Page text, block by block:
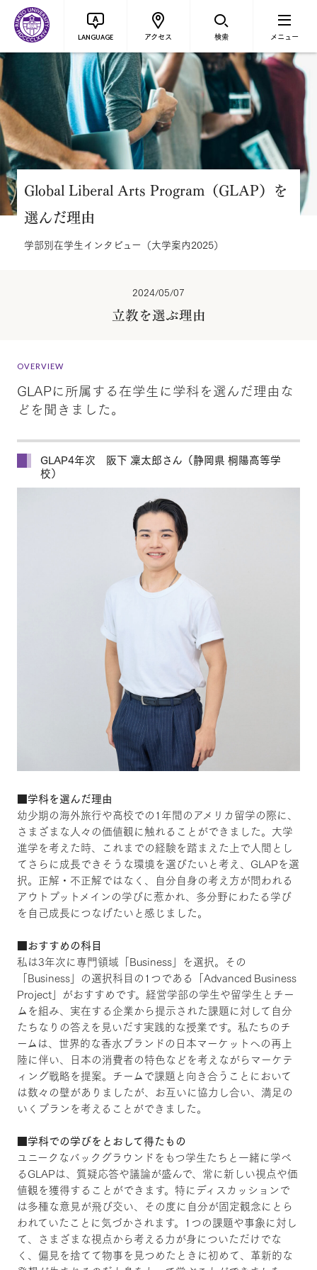
LANGUAGE アクセス 検索 メニュー
Global Liberal Arts Program（GLAP）を
選んだ理由
学部別在学生インタビュー（大学案内2025）
2024/05/07
立教を選ぶ理由
OVERVIEW
GLAPに所属する在学生に学科を選んだ理由な
どを聞きました。
GLAP4年次 阪下 凜太郎さん（静岡県 桐陽高等学
校）
■学科を選んだ理由
幼少期の海外旅行や高校での1年間のアメリカ留学の際に、
さまざまな人々の価値観に触れることができました。大学
進学を考えた時、これまでの経験を踏まえた上で人間とし
てさらに成長できそうな環境を選びたいと考え、GLAPを選
択。正解・不正解ではなく、自分自身の考え方が問われる
アウトプットメインの学びに惹かれ、多分野にわたる学び
を自己成長につなげたいと感じました。
■おすすめの科目
私は3年次に専門領域「Business」を選択。その
「Business」の選択科目の1つである「Advanced Business
Project」がおすすめです。経営学部の学生や留学生とチー
ムを組み、実在する企業から提示された課題に対して自分
たちなりの答えを見いだす実践的な授業です。私たちのチ
ームは、世界的な香水ブランドの日本マーケットへの再上
陸に伴い、日本の消費者の特色などを考えながらマーケテ
ィング戦略を提案。チームで課題と向き合うことにおいて
は数々の壁がありましたが、お互いに協力し合い、満足の
いくプランを考えることができました。
■学科での学びをとおして得たもの
ユニークなバックグラウンドをもつ学生たちと一緒に学べ
るGLAPは、質疑応答や議論が盛んで、常に新しい視点や価
値観を獲得することができます。特にディスカッションで
は多種な意見が飛び交い、その度に自分が固定観念にとら
われていたことに気づかされます。1つの課題や事象に対し
て、さまざまな視点から考える力が身についただけでな
く、偏見を捨てて物事を見つめたときに初めて、革新的な